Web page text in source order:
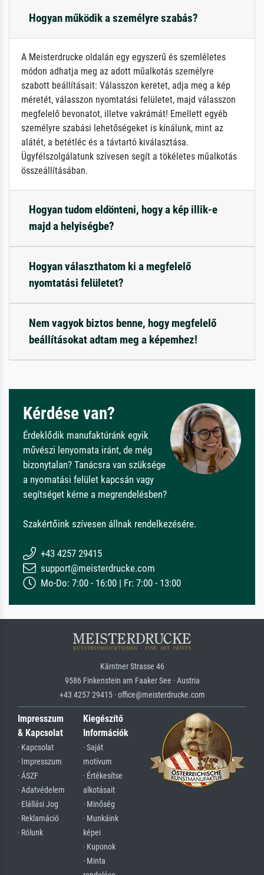
Hogyan működik a személyre szabás?
A Meisterdrucke oldalán egy egyszerű és szemléletes
módon adhatja meg az adott műalkotás személyre
szabott beállításait: Válasszon keretet, adja meg a kép
méretét, válasszon nyomtatási felületet, majd válasszon
megfelelő bevonatot, illetve vakrámát! Emellett egyéb
személyre szabási lehetőségeket is kínálunk, mint az
alátét, a betétléc és a távtartó kiválasztása.
Ügyfélszolgálatunk szívesen segít a tökéletes műalkotás
összeállításában.
Hogyan tudom eldönteni, hogy a kép illik-e
majd a helyiségbe?
Hogyan választhatom ki a megfelelő
nyomtatási felületet?
Nem vagyok biztos benne, hogy megfelelő
beállításokat adtam meg a képemhez!
Kérdése van?
Érdeklődik manufaktúránk egyik
művészi lenyomata iránt, de még
bizonytalan? Tanácsra van szüksége
a nyomatási felület kapcsán vagy
segítséget kérne a megrendelésben?
Szakértőink szívesen állnak rendelkezésére.
+43 4257 29415
support@meisterdrucke.com
Mo-Do: 7:00 - 16:00 | Fr: 7:00 - 13:00
Kärntner Strasse 46
9586 Finkenstein am Faaker See · Austria
+43 4257 29415 · office@meisterdrucke.com
Impresszum
& Kapcsolat
· Kapcsolat
· Impresszum
· ÁSZF
· Adatvédelem
· Elállási Jog
· Reklamáció
· Rólunk
Kiegészítő
Információk
· Saját
motívum
· Értékesítse
alkotásait
· Minőség
· Munkáink
képei
· Kuponok
· Minta